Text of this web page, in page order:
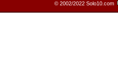
© 2002/2022 Solo10.com